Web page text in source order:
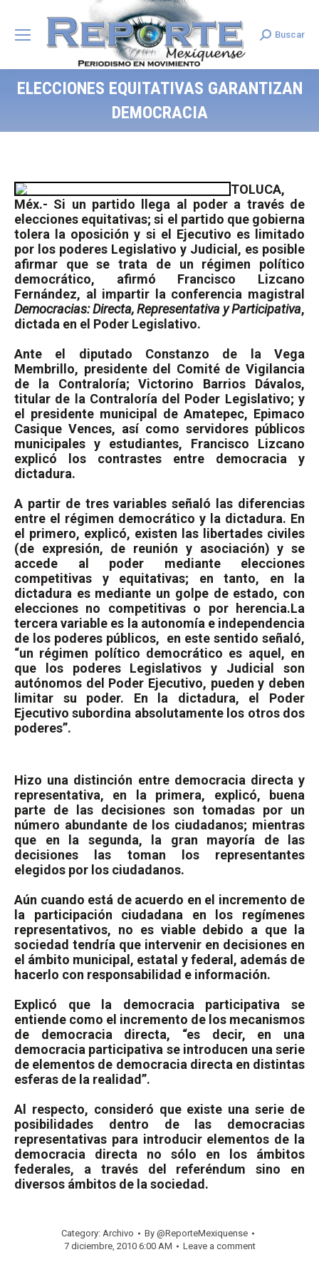
Search:
Buscar
ELECCIONES EQUITATIVAS GARANTIZAN
DEMOCRACIA
TOLUCA,
Méx.- Si un partido llega al poder a través de
elecciones equitativas; si el partido que gobierna
tolera la oposición y si el Ejecutivo es limitado
por los poderes Legislativo y Judicial, es posible
afirmar que se trata de un régimen político
democrático, afirmó Francisco Lizcano
Fernández, al impartir la conferencia magistral
Democracias: Directa, Representativa y Participativa,
dictada en el Poder Legislativo.
Ante el diputado Constanzo de la Vega
Membrillo, presidente del Comité de Vigilancia
de la Contraloría; Victorino Barrios Dávalos,
titular de la Contraloría del Poder Legislativo; y
el presidente municipal de Amatepec, Epimaco
Casique Vences, así como servidores públicos
municipales y estudiantes, Francisco Lizcano
explicó los contrastes entre democracia y
dictadura.
A partir de tres variables señaló las diferencias
entre el régimen democrático y la dictadura. En
el primero, explicó, existen las libertades civiles
(de expresión, de reunión y asociación) y se
accede al poder mediante elecciones
competitivas y equitativas; en tanto, en la
dictadura es mediante un golpe de estado, con
elecciones no competitivas o por herencia.La
tercera variable es la autonomía e independencia
de los poderes públicos, en este sentido señaló,
“un régimen político democrático es aquel, en
que los poderes Legislativos y Judicial son
autónomos del Poder Ejecutivo, pueden y deben
limitar su poder. En la dictadura, el Poder
Ejecutivo subordina absolutamente los otros dos
poderes”.
Hizo una distinción entre democracia directa y
representativa, en la primera, explicó, buena
parte de las decisiones son tomadas por un
número abundante de los ciudadanos; mientras
que en la segunda, la gran mayoría de las
decisiones las toman los representantes
elegidos por los ciudadanos.
Aún cuando está de acuerdo en el incremento de
la participación ciudadana en los regímenes
representativos, no es viable debido a que la
sociedad tendría que intervenir en decisiones en
el ámbito municipal, estatal y federal, además de
hacerlo con responsabilidad e información.
Explicó que la democracia participativa se
entiende como el incremento de los mecanismos
de democracia directa, “es decir, en una
democracia participativa se introducen una serie
de elementos de democracia directa en distintas
esferas de la realidad”.
Al respecto, consideró que existe una serie de
posibilidades dentro de las democracias
representativas para introducir elementos de la
democracia directa no sólo en los ámbitos
federales, a través del referéndum sino en
diversos ámbitos de la sociedad.
Category: Archivo By @ReporteMexiquense
7 diciembre, 2010 6:00 AM
Leave a comment